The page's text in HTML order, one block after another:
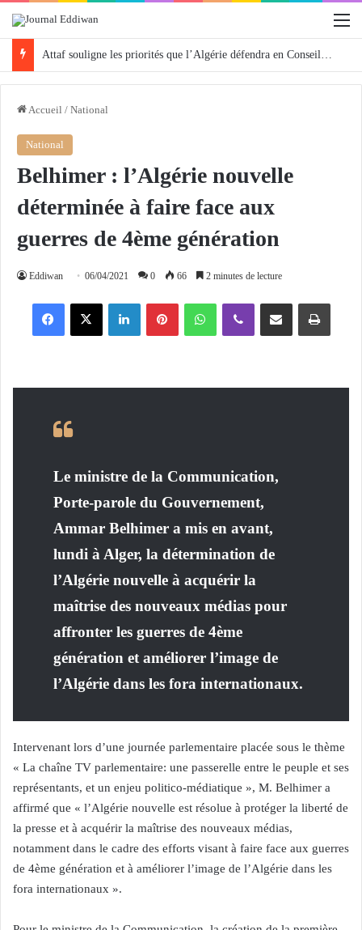
Attaf souligne les priorités que l’Algérie défendra en Conseil de sécurité « avec rigueur et engagement »
Accueil / National
National
Belhimer : l’Algérie nouvelle
déterminée à faire face aux
guerres de 4ème génération
Eddiwan 06/04/2021 0 66 2 minutes de lecture
Facebook X Linkedin Pinterest WhatsApp Viber Partager par email Imprimer
Le ministre de la Communication,
Porte-parole du Gouvernement,
Ammar Belhimer a mis en avant,
lundi à Alger, la détermination de
l’Algérie nouvelle à acquérir la
maîtrise des nouveaux médias pour
affronter les guerres de 4ème
génération et améliorer l’image de
l’Algérie dans les fora internationaux.
Intervenant lors d’une journée parlementaire placée sous le thème
« La chaîne TV parlementaire: une passerelle entre le peuple et ses
représentants, et un enjeu politico-médiatique », M. Belhimer a
affirmé que « l’Algérie nouvelle est résolue à protéger la liberté de
la presse et à acquérir la maîtrise des nouveaux médias,
notamment dans le cadre des efforts visant à faire face aux guerres
de 4ème génération et à améliorer l’image de l’Algérie dans les
fora internationaux ».